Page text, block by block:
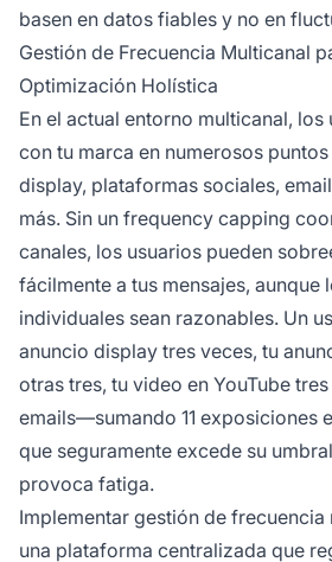
basen en datos fiables y no en
Gestión de Frecuencia Multicanal
Optimización Holística
En el actual entorno multicanal,
con tu marca en numerosos
display, plataformas sociales,
más. Sin un frequency capping
canales, los usuarios pueden
fácilmente a tus mensajes, aunque
individuales sean razonables. Un
anuncio display tres veces, tu
otras tres, tu video en YouTube
emails—sumando 11 exposiciones
que seguramente excede su
provoca fatiga.
Implementar gestión de
una plataforma centralizada que